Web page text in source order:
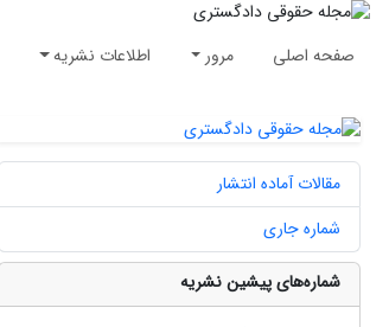
صفحه اصلی مرور اطلاعات نشریه
مقالات آماده انتشار
شماره جاری
شماره‌های پیشین نشریه